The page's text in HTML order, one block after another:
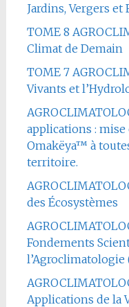
Jardins, Vergers et
TOME 8
Climat de Demain
TOME 7
Vivants et
applications :
Omakëya™ à
territoire.
des Écosystèmes
Fondements
Applications de la